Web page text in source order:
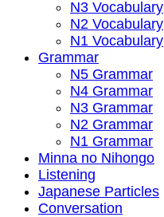
N3 Vocabulary
N2 Vocabulary
N1 Vocabulary
Grammar
N5 Grammar
N4 Grammar
N3 Grammar
N2 Grammar
N1 Grammar
Minna no Nihongo
Listening
Japanese Particles
Conversation